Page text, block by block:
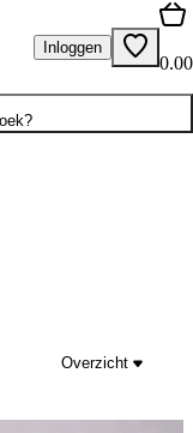
Inloggen
0.00
Overzicht